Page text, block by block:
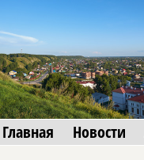
Главная Новости